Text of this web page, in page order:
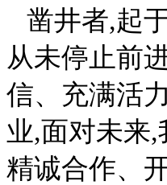
凿井者,起
从未停止前
信、充满活
业,面对未来
精诚合作、